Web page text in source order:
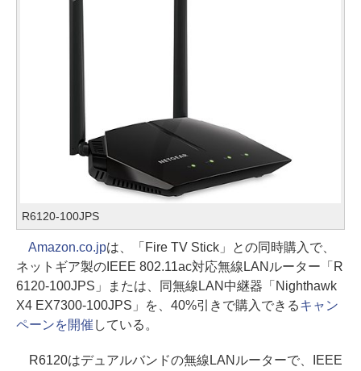
R6120-100JPS
Amazon.co.jpは、「Fire TV Stick」との同時購入で、
ネットギア製のIEEE 802.11ac対応無線LANルーター「R
6120-100JPS」または、同無線LAN中継器「Nighthawk
X4 EX7300-100JPS」を、40%引きで購入できるキャン
ペーンを開催 している。
R6120はデュアルバンドの無線LANルーターで、IEEE